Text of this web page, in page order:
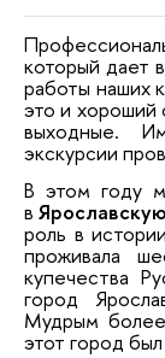
который дает
работы наших
это и хороший
выходные.
экскурсии
В этом году
в
роль в
проживала
купечества
город
Мудрым
этот город